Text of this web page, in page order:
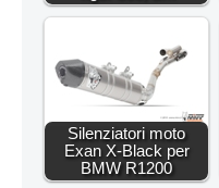
Silenziatori moto
Exan X-Black per
BMW R1200